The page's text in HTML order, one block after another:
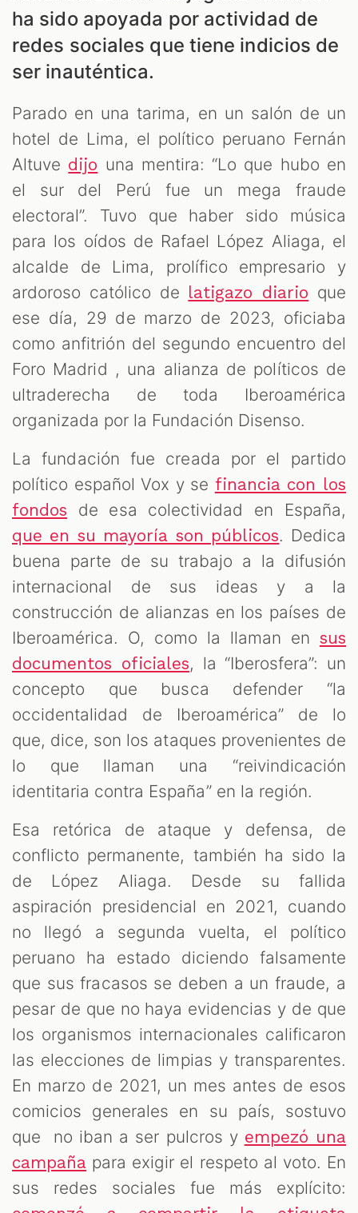
ha sido apoyada por actividad de
redes sociales que tiene indicios de
ser inauténtica.
Parado en una tarima, en un salón de un
hotel de Lima, el político peruano Fernán
Altuve dijo una mentira: “Lo que hubo en
el sur del Perú fue un mega fraude
electoral”. Tuvo que haber sido música
para los oídos de Rafael López Aliaga, el
alcalde de Lima, prolífico empresario y
ardoroso católico de latigazo diario que
ese día, 29 de marzo de 2023, oficiaba
como anfitrión del segundo encuentro del
Foro Madrid , una alianza de políticos de
ultraderecha de toda Iberoamérica
organizada por la Fundación Disenso.
La fundación fue creada por el partido
político español Vox y se financia con los
fondos de esa colectividad en España,
que en su mayoría son públicos. Dedica
buena parte de su trabajo a la difusión
internacional de sus ideas y a la
construcción de alianzas en los países de
Iberoamérica. O, como la llaman en sus
documentos oficiales, la “Iberosfera”: un
concepto que busca defender “la
occidentalidad de Iberoamérica” de lo
que, dice, son los ataques provenientes de
lo que llaman una “reivindicación
identitaria contra España” en la región.
Esa retórica de ataque y defensa, de
conflicto permanente, también ha sido la
de López Aliaga. Desde su fallida
aspiración presidencial en 2021, cuando
no llegó a segunda vuelta, el político
peruano ha estado diciendo falsamente
que sus fracasos se deben a un fraude, a
pesar de que no haya evidencias y de que
los organismos internacionales calificaron
las elecciones de limpias y transparentes.
En marzo de 2021, un mes antes de esos
comicios generales en su país, sostuvo
que no iban a ser pulcros y empezó una
campaña para exigir el respeto al voto. En
sus redes sociales fue más explícito: